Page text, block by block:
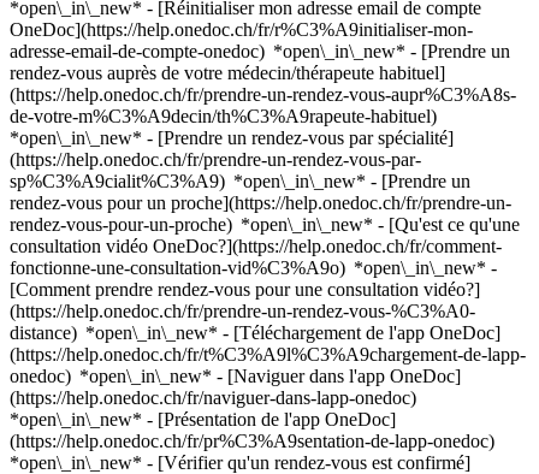
*open\_in\_new* - [Réinitialiser mon adresse email de compte
OneDoc](https://help.onedoc.ch/fr/r%C3%A9initialiser-mon-
adresse-email-de-compte-onedoc) *open\_in\_new* - [Prendre un
rendez-vous auprès de votre médecin/thérapeute habituel]
(https://help.onedoc.ch/fr/prendre-un-rendez-vous-aupr%C3%A8s-
de-votre-m%C3%A9decin/th%C3%A9rapeute-habituel)
*open\_in\_new* - [Prendre un rendez-vous par spécialité]
(https://help.onedoc.ch/fr/prendre-un-rendez-vous-par-
sp%C3%A9cialit%C3%A9) *open\_in\_new* - [Prendre un
rendez-vous pour un proche](https://help.onedoc.ch/fr/prendre-un-
rendez-vous-pour-un-proche) *open\_in\_new* - [Qu'est ce qu'une
consultation vidéo OneDoc?](https://help.onedoc.ch/fr/comment-
fonctionne-une-consultation-vid%C3%A9o) *open\_in\_new* -
[Comment prendre rendez-vous pour une consultation vidéo?]
(https://help.onedoc.ch/fr/prendre-un-rendez-vous-%C3%A0-
distance) *open\_in\_new* - [Téléchargement de l'app OneDoc]
(https://help.onedoc.ch/fr/t%C3%A9l%C3%A9chargement-de-lapp-
onedoc) *open\_in\_new* - [Naviguer dans l'app OneDoc]
(https://help.onedoc.ch/fr/naviguer-dans-lapp-onedoc)
*open\_in\_new* - [Présentation de l'app OneDoc]
(https://help.onedoc.ch/fr/pr%C3%A9sentation-de-lapp-onedoc)
*open\_in\_new* - [Vérifier qu'un rendez-vous est confirmé](https://help.onedoc.ch/fr/v%C3%A9rifier-quun-rendez-vous-est-confirm%C3%A9) *open\_in\_new* - [Annuler un rendez-vous pris en ligne sur OneDoc](https://help.onedoc.ch/fr/annuler-un-rendez-vous-pris-en-ligne-sur-onedoc) *open\_in\_new* - [Je ne reçois pas de confirmation de rendez-vous](https://help.onedoc.ch/fr/je-ne-re%C3%A7ois-pas-de-confirmation-de-rendez-vous) *open\_in\_new* [Voir tous nos articles *open\_in\_new*](https://help.onedoc.ch/fr/) # Annuaire des cabinets médicaux à Lausanne 1. [OneDoc](https://www.onedoc.ch/fr/)/ 2. [Cabinet médical](https://www.onedoc.ch/fr/cabinet-medical)/ 3. [Canton de Vaud](https://www.onedoc.ch/fr/cabinet-medical/canton-de-vaud)/ 4. Lausanne [AMIIA Clinique](https://www.onedoc.ch/fr/cabinet-medical/lausanne/e787/amiia-clinique) Rue Centrale 19, 1003 Lausanne [Cabinet Bel Air](https://www.onedoc.ch/fr/cabinet-medical/lausanne/ebev6/cabinet-bel-air) Rue des Terreaux 2, 1003 Lausanne [Cabinet chiropratique - Dr. Baret](https://www.onedoc.ch/fr/cabinet-medical/lausanne/ev2g/cabinet-chiropratique-dr-baret) Chemin des Cèdres 11, 1004 Lausanne [Cabinet de Gynécologie et Obstérique](https://www.onedoc.ch/fr/cabinet-medical/lausanne/e8vx/cabinet-de-gynecologie-et-obsterique) Avenue Marc-Dufour 4, 1007 Lausanne [Cabinet des Dresses Bennani-Fleischer, Castro-Batänjer et Koffi-Blanchard](https://www.onedoc.ch/fr/cabinet-medical/lausanne/eb5h/cabinet-des-dresses-bennani-fleischer-castro-batanjer-et-koffi-blanchard) Place Benjamin-Constant 2, 1003 Lausanne [Cabinet Dr. Aeby François](https://www.onedoc.ch/fr/cabinet-medical/lausanne/ecgw/cabinet-dr-aeby-francois) Avenue de la Gare 5, 1003 Lausanne [Cabinet Dr. Aeschbach Thomas](https://www.onedoc.ch/fr/cabinet-medical/lausanne/ecd5/cabinet-dr-aeschbach-thomas) Avenue du Servan 2, 1006 Lausanne [Cabinet Dr. Albrecht Guignard Anaïs Delphine](https://www.onedoc.ch/fr/cabinet-medical/lausanne/ebzt/cabinet-dr-albrecht-guignard-anais-delphine) Chemin du Frêne 11, 1004 Lausanne [Cabinet Dr. Al Chab Ebtisam](https://www.onedoc.ch/fr/cabinet-medical/lausanne/evkq/cabinet-dr-al-chab-ebtisam) Rue Pré-du-Marché 23, 1004 Lausanne [Cabinet Dr. Allak Nadia | Psychiatre psychothérapeute FMH](https://www.onedoc.ch/fr/cabinet-medical/lausanne/ecsr/cabinet-dr-allak-nadia-psychiatre-psychotherapeute-fmh) Avenue Louis-Ruchonnet 11, 1003 Lausanne [Cabinet Dr. Altwegg-Denoréaz Eve-Luce](https://www.onedoc.ch/fr/cabinet-medical/lausanne/eck4/cabinet-dr-altwegg-denoreaz-eve-luce) Chemin du Devin 47D, 1012 Lausanne [Cabinet Dr. Antille Marc-Antoine](https://www.onedoc.ch/fr/cabinet-medical/lausanne/ecbf/cabinet-dr-antille-marc-antoine) Rue Marterey 1, 1005 Lausanne [Cabinet Dr. Arza Alejandro](https://www.onedoc.ch/fr/cabinet-medical/lausanne/ev0j/cabinet-dr-arza-alejandro) Avenue Marc Dufour 4, 1007 Lausanne [Cabinet Dr. Augiey Marc](https://www.onedoc.ch/fr/cabinet-medical/lausanne/ev1g/cabinet-dr-augiey-marc) Chemin de Boissonet 34, 1010 Lausanne [Cabinet Dr. Azam Ahmad-Zalmaï](https://www.onedoc.ch/fr/cabinet-medical/lausanne/eb1u/cabinet-dr-azam-ahmad-zalmai) Place de la Gare 4, 1003 Lausanne [Cabinet Dr. Bader Michel](https://www.onedoc.ch/fr/cabinet-medical/lausanne/ev1k/cabinet-dr-bader-michel) Avenue de Solange 2, 1006 Lausanne [Cabinet Dr. Bally Daniel](https://www.onedoc.ch/fr/cabinet-medical/lausanne/ecl7/cabinet-dr-bally-daniel) Avenue Victor-Ruffy 6, 1012 Lausanne [Cabinet Dr. Barbier Lore Ghislaine](https://www.onedoc.ch/fr/cabinet-medical/lausanne/eb8n/cabinet-dr-barbier-lore-ghislaine) Avenue du Tribunal-Fédéral 2, 1005 Lausanne [Cabinet Dr. Basti Ali](https://www.onedoc.ch/fr/cabinet-medical/lausanne/evg/cabinet-dr-basti-ali) Chemin de Rovéréaz 5, 1012 Lausanne [Cabinet Dr. Bauquis Olivier-François](https://www.onedoc.ch/fr/cabinet-medical/lausanne/evm9/cabinet-dr-bauquis-olivier-francois) Rue Caroline 1, 1003 Lausanne [Cabinet Dr. Bdeir Ibanez Tarek](https://www.onedoc.ch/fr/cabinet-medical/lausanne/ev3c/cabinet-dr-bdeir-ibanez-tarek) Place Chauderon 24, 1003 Lausanne [Cabinet Dr. Béguin Pagni Anne-Catherine](https://www.onedoc.ch/fr/cabinet-medical/lausanne/ebzn/cabinet-dr-beguin-pagni-anne-catherine) Rue du Midi 2, 1003 Lausanne [Cabinet Dr. Belleux Nicolas](https://www.onedoc.ch/fr/cabinet-medical/lausanne/ecj9/cabinet-dr-belleux-nicolas) Rue du Midi 2, 1003 Lausanne [Cabinet Dr. Benmebarek Messaoud](https://www.onedoc.ch/fr/cabinet-medical/lausanne/evtd/cabinet-dr-benmebarek-messaoud) Rue Adrien-Pichard 9, 1003 Lausanne [Cabinet Dr. Berger Alexandre](https://www.onedoc.ch/fr/cabinet-medical/lausanne/eyam/cabinet-dr-berger-alexandre) Avenue Jomini 8, 1004 Lausanne [Cabinet Dr. Berney Christine](https://www.onedoc.ch/fr/cabinet-medical/lausanne/eb2p/cabinet-dr-berney-christine) Avenue de la Gare 6, 1003 Lausanne [Cabinet Dr. Berney Pascal](https://www.onedoc.ch/fr/cabinet-medical/lausanne/ecx3/cabinet-dr-berney-pascal) Chemin de Rovéréaz 5, 1012 Lausanne [Cabinet Dr. Bettex Sophie](https://www.onedoc.ch/fr/cabinet-medical/lausanne/eb9m/cabinet-dr-bettex-sophie) Rue Charles-Monnard 6, 1003 Lausanne [Cabinet Dr. Biayi Kamanda](https://www.onedoc.ch/fr/cabinet-medical/lausanne/ecct/cabinet-dr-biayi-kamanda) Avenue Georgette 8, 1003 Lausanne [Cabinet Dr. Bilancioni Romain](https://www.onedoc.ch/fr/cabinet-medical/lausanne/ectw/cabinet-dr-bilancioni-romain) Rue de Bourg 6, 1003 Lausanne [Cabinet Dr. Blanc Catherine](https://www.onedoc.ch/fr/cabinet-medical/lausanne/eyal/cabinet-dr-blanc-catherine) Rue du Bugnon 46, 1011 Lausanne [Cabinet Dr. Blanchard Alec](https://www.onedoc.ch/fr/cabinet-medical/lausanne/ecrn/cabinet-dr-blanchard-alec) Avenue Vinet 28, 1004 Lausanne [Cabinet Dr. Blanchard Jacques](https://www.onedoc.ch/fr/cabinet-medical/lausanne/ecz7/cabinet-dr-blanchard-jacques) Avenue de Rumine 38, 1005 Lausanne [Cabinet Dr. Blanco José-Luis](https://www.onedoc.ch/fr/cabinet-medical/lausanne/evwf/cabinet-dr-blanco-jose-luis) Route de Chavannes 211, 1007 Lausanne [Cabinet Dr. Bonard Olivier](https://www.onedoc.ch/fr/cabinet-medical/lausanne/eb2h/cabinet-dr-bonard-olivier) Rue Caroline 7, 1003 Lausanne [Cabinet Dr. Borloz Stéphane](https://www.onedoc.ch/fr/cabinet-medical/lausanne/evws/cabinet-dr-borloz-stephane) Avenue du Servan 10, 1006 Lausanne [Cabinet Dr. Bossy Raymond](https://www.onedoc.ch/fr/cabinet-medical/lausanne/evwv/cabinet-dr-bossy-raymond) Chemin de la Prairie 5E, 1007 Lausanne [Cabinet Dr. Bracher Philippe](https://www.onedoc.ch/fr/cabinet-medical/lausanne/ebx9/cabinet-dr-bracher-philippe) Chemin de la Fauvette 4, 1012 Lausanne [Cabinet Dr. Brahier Catherine](https://www.onedoc.ch/fr/cabinet-medical/lausanne/ecu1/cabinet-dr-brahier-catherine) Rue du Midi 2, 1003 Lausanne [Cabinet Dr. Brinken Jens](https://www.onedoc.ch/fr/cabinet-medical/lausanne/ecqj/cabinet-dr-brinken-jens) Avenue de la Gare 36, 1003 Lausanne [Cabinet Dr. Brugger Mishal](https://www.onedoc.ch/fr/cabinet-medical/lausanne/evwz/cabinet-dr-brugger-mishal) Chemin des Allinges 16, 1006 Lausanne [Cabinet Dr. Bryois Eva](https://www.onedoc.ch/fr/cabinet-medical/lausanne/eczb/cabinet-dr-bryois-eva) Chemin de Bellevue 26, 1005 Lausanne [Cabinet Dr. Burger Alexis](https://www.onedoc.ch/fr/cabinet-medical/lausanne/ecru/cabinet-dr-burger-alexis) Avenue de Solange 2, 1006 Lausanne [Cabinet Dr. Burger Heiner](https://www.onedoc.ch/fr/cabinet-medical/lausanne/ecwt/cabinet-dr-burger-heiner) Boulevard de Grancy 12, 1006 Lausanne [Cabinet Dr. Burri Bernard](https://www.onedoc.ch/fr/cabinet-medical/lausanne/ecmu/cabinet-dr-burri-bernard) Avenue Alexandre-Vinet 28, 1004 Lausanne [Cabinet Dr. Cagli Pierre](https://www.onedoc.ch/fr/cabinet-medical/lausanne/ecua/cabinet-dr-cagli-pierre) Avenue de Rumine 4, 1005 Lausanne [Cabinet Dr. Cajot-Ricci Angela](https://www.onedoc.ch/fr/cabinet-medical/lausanne/ebz6/cabinet-dr-cajot-ricci-angela) Avenue de la Gare 5, 1003 Lausanne [Cabinet Dr. Calderari Fabien](https://www.onedoc.ch/fr/cabinet-medical/lausanne/evxf/cabinet-dr-calderari-fabien) Chemin des Allinges 10, 1006 Lausanne [Cabinet Dr. Calmes Jean-Marie](https://www.onedoc.ch/fr/cabinet-medical/lausanne/ecp6/cabinet-dr-calmes-jean-marie) Avenue de Mon-Repos 14, 1005 Lausanne [Cabinet Dr. Chautems Claire](https://www.onedoc.ch/fr/cabinet-medical/lausanne/ecwl/cabinet-dr-chautems-claire) Rue de la Pontaise 40, 1018 Lausanne [Cabinet Dr. Chollet-Rivier Madeleine](https://www.onedoc.ch/fr/cabinet-medical/lausanne/evj5/cabinet-dr-chollet-rivier-madeleine) Rue du Bugnon 46, 1011 Lausanne [Cabinet Dr. Chollet Vincent](https://www.onedoc.ch/fr/cabinet-medical/lausanne/ecs5/cabinet-dr-chollet-vincent) Avenue du Servan 10, 1006 Lausanne [Cabinet Dr. Chouchena Olivier](https://www.onedoc.ch/fr/cabinet-medical/lausanne/eb2m/cabinet-dr-chouchena-olivier) Chemin du Moléson 4, 1012 Lausanne [Cabinet Dr. Choudja Ouabo Eric](https://www.onedoc.ch/fr/cabinet-medical/lausanne/evxz/cabinet-dr-choudja-ouabo-eric) Chemin des Croix-Rouges 2, 1007 Lausanne [Cabinet Dr. Christinet Vanessa](https://www.onedoc.ch/fr/cabinet-medical/lausanne/evj6/cabinet-dr-christinet-vanessa) Rue du Pont 22, 1003 Lausanne [Cabinet Dr. Chuard François](https://www.onedoc.ch/fr/cabinet-medical/lausanne/ecgj/cabinet-dr-chuard-francois) Avenue de Morges 68, 1004 Lausanne [Cabinet Dr. Ciusani Elio](https://www.onedoc.ch/fr/cabinet-medical/lausanne/eb4g/cabinet-dr-ciusani-elio) Avenue Tissot 2, 1006 Lausanne [Cabinet Dr. Coman Adrian](https://www.onedoc.ch/fr/cabinet-medical/lausanne/eceh/cabinet-dr-coman-adrian) Rue du Petit-Chêne 18TER, 1003 Lausanne [Cabinet Dr. Contesse Vivien](https://www.onedoc.ch/fr/cabinet-medical/lausanne/evx8/cabinet-dr-contesse-vivien) Avenue de la Gare 6, 1003 Lausanne [Cabinet Dr. Cuttat Jean-François](https://www.onedoc.ch/fr/cabinet-medical/lausanne/ecqn/cabinet-dr-cuttat-jean-francois) Chemin des Croix-Rouges 9, 1007 Lausanne [